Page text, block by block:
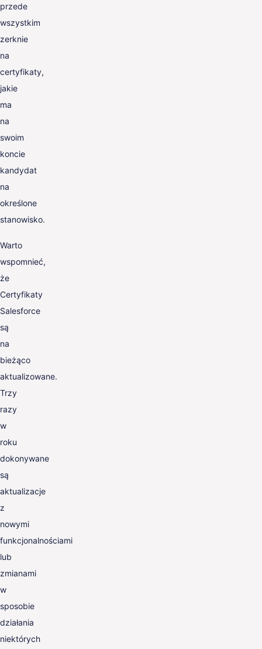
przede
wszystkim
zerknie
na
certyfikaty,
jakie
ma
na
swoim
koncie
kandydat
na
określone
stanowisko.
Warto
wspomnieć,
że
Certyfikaty
Salesforce
są
na
bieżąco
aktualizowane.
Trzy
razy
w
roku
dokonywane
są
aktualizacje
z
nowymi
funkcjonalnościami
lub
zmianami
w
sposobie
działania
niektórych